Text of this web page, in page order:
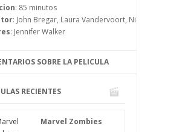
tormentosa cuando él gana el
pero lo peor está por llegar.
descubre que Jennifer trabaja para
lo que hace que las relaciones se
: 85 minutos
: John Bregar, Laura Vandervoort, Nick Zano,
: Jennifer Walker
SOBRE LA PELICULA
RECIENTES
Marvel Zombies